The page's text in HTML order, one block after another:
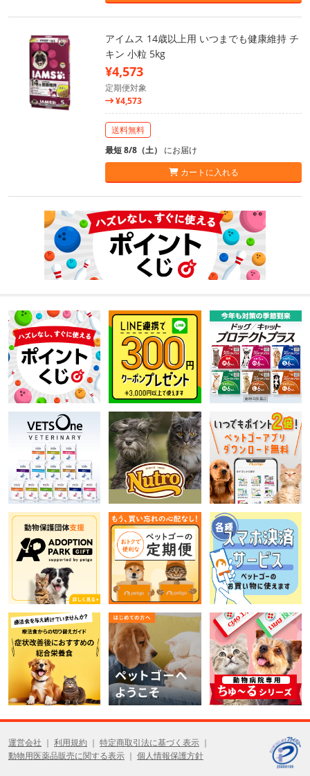
アイムス 14歳以上用 いつまでも健康維持 チ
キン 小粒 5kg
¥4,573
定期便対象
¥4,573
送料無料
最短 8/8（土） にお届け
カートに入れる
運営会社 利用規約
特定商取引法に基づく表示
動物用医薬品販売に関する表示
個人情報保護方針